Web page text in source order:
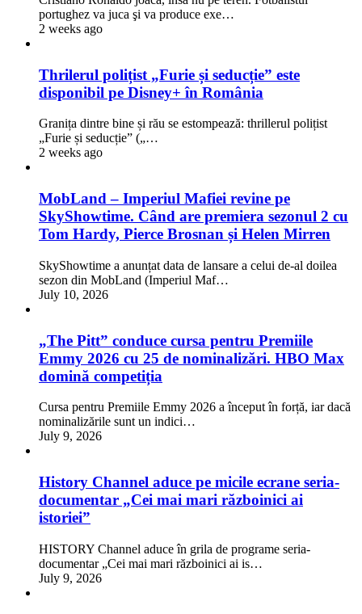
portughez va juca şi va produce exe…
2 weeks ago
Thrilerul polițist „Furie și seducție” este
disponibil pe Disney+ în România
Granița dintre bine și rău se estompează: thrillerul polițist
„Furie și seducție” („…
2 weeks ago
MobLand – Imperiul Mafiei revine pe
SkyShowtime. Când are premiera sezonul 2 cu
Tom Hardy, Pierce Brosnan și Helen Mirren
SkyShowtime a anunțat data de lansare a celui de-al doilea
sezon din MobLand (Imperiul Maf…
July 10, 2026
„The Pitt” conduce cursa pentru Premiile
Emmy 2026 cu 25 de nominalizări. HBO Max
domină competiția
Cursa pentru Premiile Emmy 2026 a început în forță, iar dacă
nominalizările sunt un indici…
July 9, 2026
History Channel aduce pe micile ecrane seria-
documentar „Cei mai mari războinici ai
istoriei”
HISTORY Channel aduce în grila de programe seria-
documentar „Cei mai mari războinici ai is…
July 9, 2026